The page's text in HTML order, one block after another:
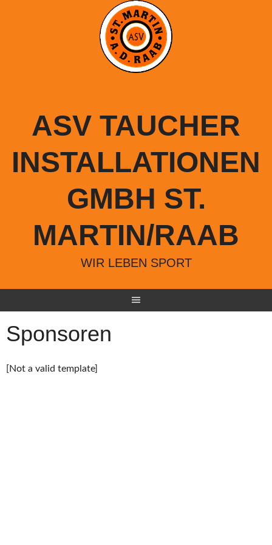
ASV TAUCHER
INSTALLATIONEN
GMBH ST.
MARTIN/RAAB
WIR LEBEN SPORT
Sponsoren
[Not a valid template]